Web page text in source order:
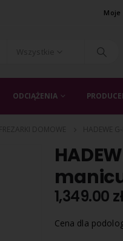
Moje
ODCIĄŻENIA
1,349.00
Cena dla